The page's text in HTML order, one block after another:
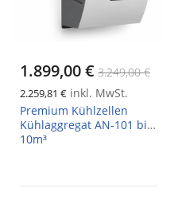
1.899,00 € 3.249,00 €
2.259,81 € inkl. MwSt.
Premium Kühlzellen
Kühlaggregat AN-101 bis
10m³